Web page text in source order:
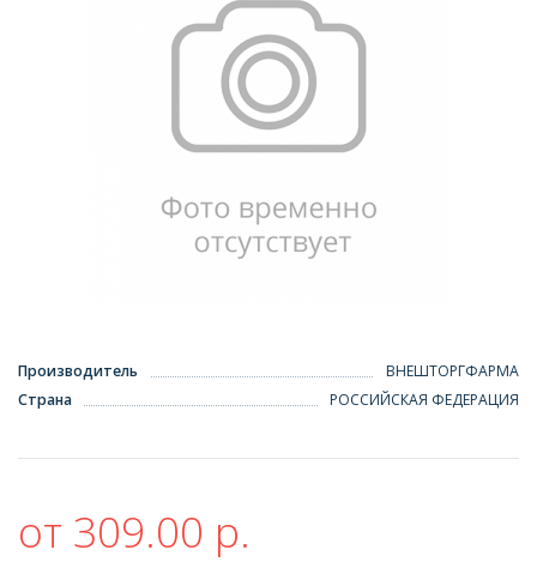
Производитель
ВНЕШТОРГФАРМА
Страна
РОССИЙСКАЯ ФЕДЕРАЦИЯ
от 309.00 р.